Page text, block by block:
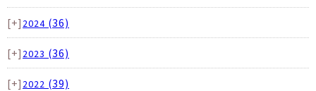
[+] 2024 (36)
[+] 2023 (36)
[+] 2022 (39)